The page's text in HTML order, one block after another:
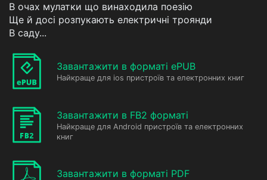
В очах мулатки що винаходила поезію
Ще й досі розпукають електричні троянди
В саду...
Завантажити в форматі ePUB
Найкраще для ios пристроїв та електронних книг
Завантажити в FB2 форматі
Найкраще для Android пристроїв та електронних
книг
Завантажити в форматі PDF